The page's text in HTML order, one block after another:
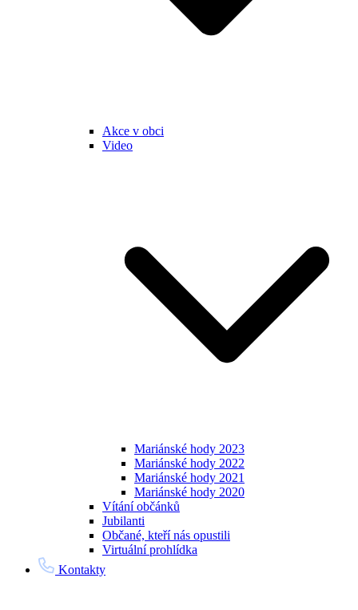
Akce v obci
Video
Mariánské hody 2023
Mariánské hody 2022
Mariánské hody 2021
Mariánské hody 2020
Vítání občánků
Jubilanti
Občané, kteří nás opustili
Virtuální prohlídka
Kontakty